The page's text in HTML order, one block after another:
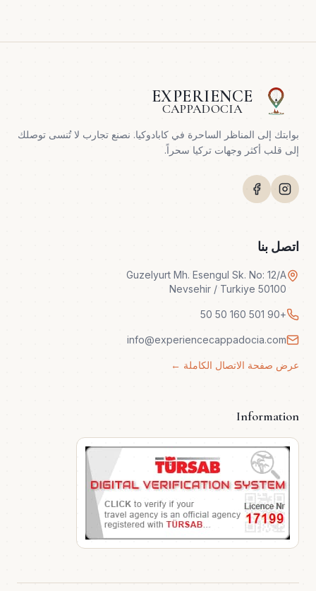
EXPERIENCE
CAPPADOCIA
بوابتك إلى المناظر الساحرة في كابادوكيا. نصنع تجارب لا تُنسى توصلك
إلى قلب أكثر وجهات تركيا سحراً.
اتصل بنا
Guzelyurt Mh. Esengul Sk. No: 12/A
50100 Nevsehir / Turkiye
+90 501 160 50 50
info@experiencecappadocia.com
عرض صفحة الاتصال الكاملة ←
Information